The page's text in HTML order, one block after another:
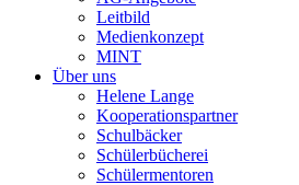
Leitbild
Medienkonzept
MINT
Über uns
Helene Lange
Kooperationspartner
Schulbäcker
Schülerbücherei
Schülermentoren